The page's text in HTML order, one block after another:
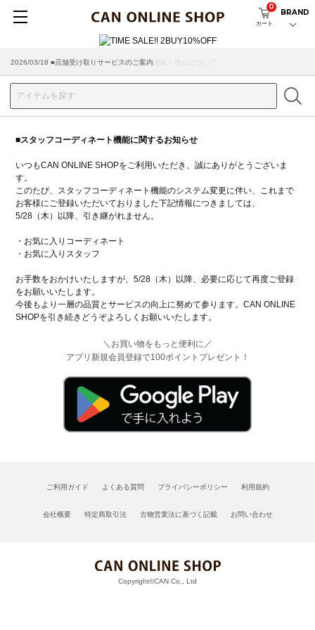
カート
0
BRAND
2026/07/29 ■【お知らせ】ヤマト運輸の配送遅延・停止について
2026/03/18 ■店舗受け取りサービスのご案内
■スタッフコーディネート機能に関するお知らせ
いつもCAN ONLINE SHOPをご利用いただき、誠にありがとうございま
す。
このたび、スタッフコーディネート機能のシステム変更に伴い、これまで
お客様にご登録いただいておりました下記情報につきましては、
5/28（木）以降、引き継がれません。
・お気に入りコーディネート
・お気に入りスタッフ
お手数をおかけいたしますが、5/28（木）以降、必要に応じて再度ご登録
をお願いいたします。
今後もより一層の品質とサービスの向上に努めて参ります。CAN ONLINE
SHOPを引き続きどうぞよろしくお願いいたします。
＼お買い物をもっと便利に／
アプリ新規会員登録で100ポイントプレゼント！
ご利用ガイド よくある質問 プライバシーポリシー 利用規約
会社概要 特定商取引法 古物営業法に基づく記載 お問い合わせ
Copyright©CAN Co., Ltd